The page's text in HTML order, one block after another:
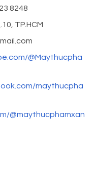
8248
TP.HCM
@Maythucpha
maythucpha
@maythucphamxan